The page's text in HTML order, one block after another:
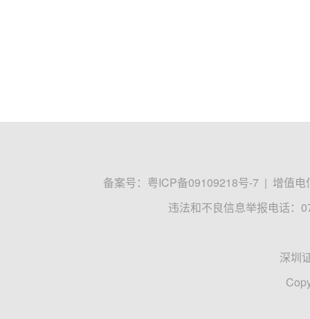
备案号： 粤ICP备09109218号-7 | 增值电
违法和不良信息举报电话：
深圳